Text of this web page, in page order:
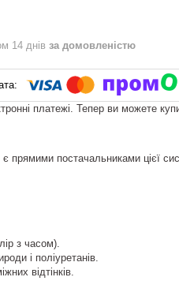
14 днів за домовленістю
платежі. Тепер ви можете
постачальниками цієї
з часом).
і поліуретанів.
відтінків.